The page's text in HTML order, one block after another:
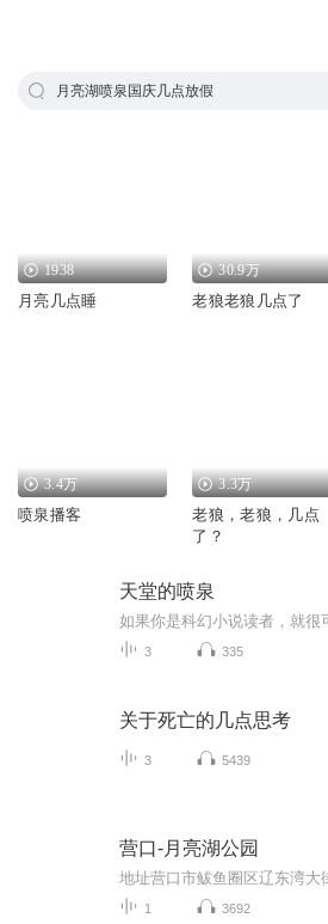
月亮湖喷泉国庆几点放假
1938
月亮几点睡
30.9万
老狼老狼几点了
3.4万
喷泉播客
3.3万
老狼，老狼，几点
了？
天堂的喷泉
3 335
关于死亡的几点思考
3 5439
营口-月亮湖公园
1 3692